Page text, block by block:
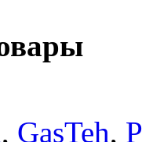
, GasTeh,